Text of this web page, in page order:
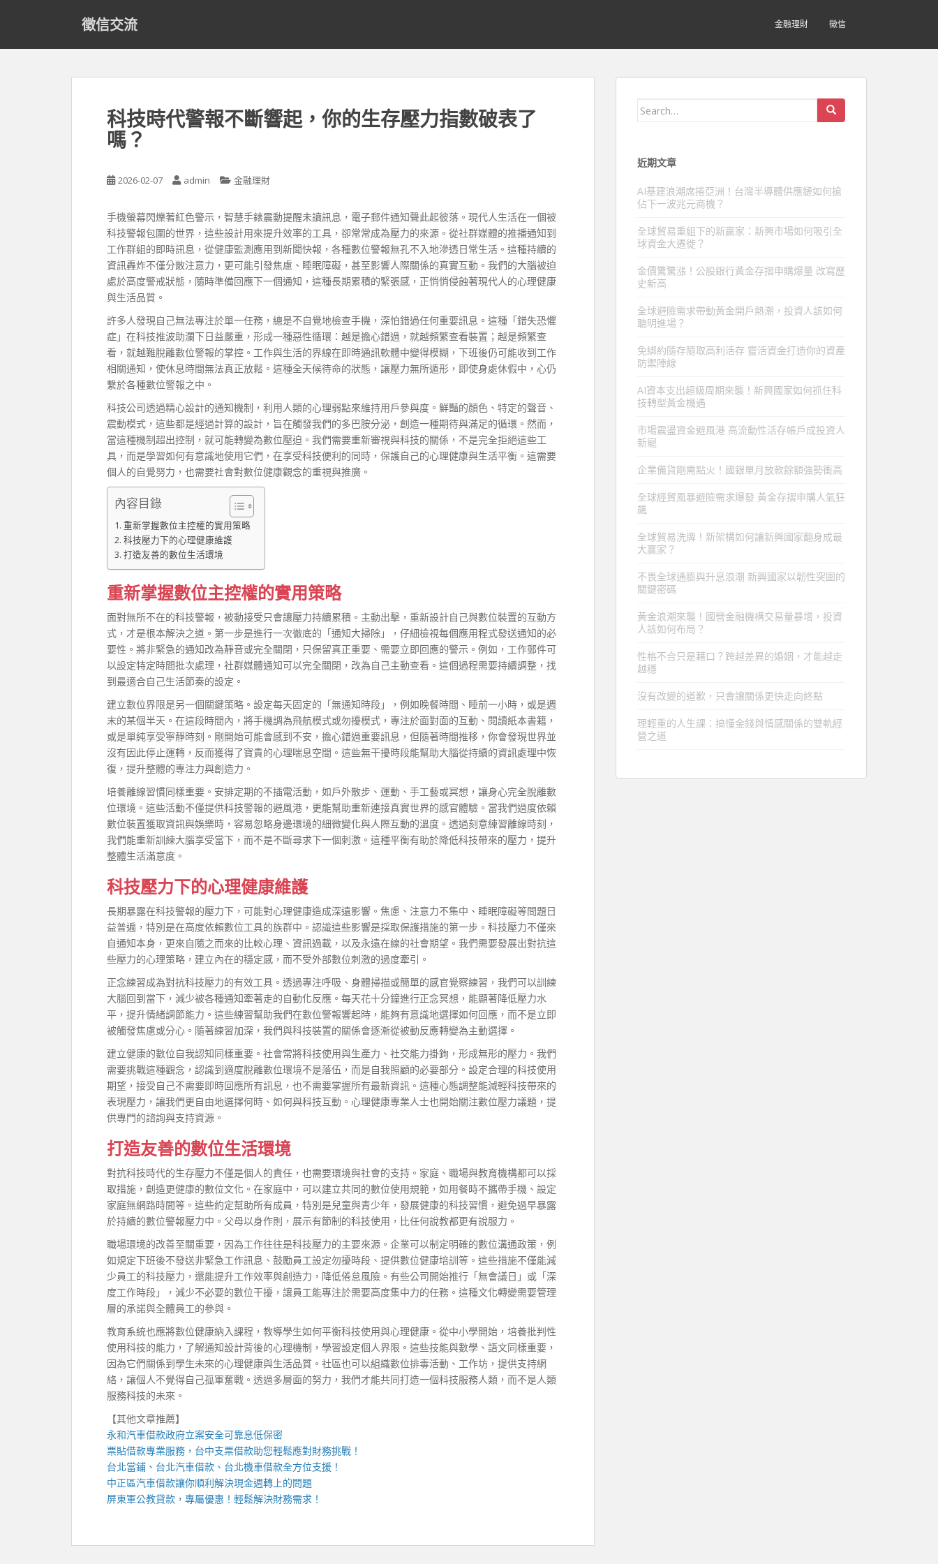
徵信交流 金融理財 徵信
科技時代警報不斷響起，你的生存壓力指數破表了
嗎？
2026-02-07 admin 金融理財
手機螢幕閃爍著紅色警示，智慧手錶震動提醒未讀訊息，電子郵件通知聲此起彼落。現代人生活在一個被
科技警報包圍的世界，這些設計用來提升效率的工具，卻常常成為壓力的來源。從社群媒體的推播通知到
工作群組的即時訊息，從健康監測應用到新聞快報，各種數位警報無孔不入地滲透日常生活。這種持續的
資訊轟炸不僅分散注意力，更可能引發焦慮、睡眠障礙，甚至影響人際關係的真實互動。我們的大腦被迫
處於高度警戒狀態，隨時準備回應下一個通知，這種長期累積的緊張感，正悄悄侵蝕著現代人的心理健康
與生活品質。
許多人發現自己無法專注於單一任務，總是不自覺地檢查手機，深怕錯過任何重要訊息。這種「錯失恐懼
症」在科技推波助瀾下日益嚴重，形成一種惡性循環：越是擔心錯過，就越頻繁查看裝置；越是頻繁查
看，就越難脫離數位警報的掌控。工作與生活的界線在即時通訊軟體中變得模糊，下班後仍可能收到工作
相關通知，使休息時間無法真正放鬆。這種全天候待命的狀態，讓壓力無所遁形，即使身處休假中，心仍
繫於各種數位警報之中。
科技公司透過精心設計的通知機制，利用人類的心理弱點來維持用戶參與度。鮮豔的顏色、特定的聲音、
震動模式，這些都是經過計算的設計，旨在觸發我們的多巴胺分泌，創造一種期待與滿足的循環。然而，
當這種機制超出控制，就可能轉變為數位壓迫。我們需要重新審視與科技的關係，不是完全拒絕這些工
具，而是學習如何有意識地使用它們，在享受科技便利的同時，保護自己的心理健康與生活平衡。這需要
個人的自覺努力，也需要社會對數位健康觀念的重視與推廣。
內容目錄
重新掌握數位主控權的實用策略
科技壓力下的心理健康維護
打造友善的數位生活環境
重新掌握數位主控權的實用策略
面對無所不在的科技警報，被動接受只會讓壓力持續累積。主動出擊，重新設計自己與數位裝置的互動方
式，才是根本解決之道。第一步是進行一次徹底的「通知大掃除」，仔細檢視每個應用程式發送通知的必
要性。將非緊急的通知改為靜音或完全關閉，只保留真正重要、需要立即回應的警示。例如，工作郵件可
以設定特定時間批次處理，社群媒體通知可以完全關閉，改為自己主動查看。這個過程需要持續調整，找
到最適合自己生活節奏的設定。
建立數位界限是另一個關鍵策略。設定每天固定的「無通知時段」，例如晚餐時間、睡前一小時，或是週
末的某個半天。在這段時間內，將手機調為飛航模式或勿擾模式，專注於面對面的互動、閱讀紙本書籍，
或是單純享受寧靜時刻。剛開始可能會感到不安，擔心錯過重要訊息，但隨著時間推移，你會發現世界並
沒有因此停止運轉，反而獲得了寶貴的心理喘息空間。這些無干擾時段能幫助大腦從持續的資訊處理中恢
復，提升整體的專注力與創造力。
培養離線習慣同樣重要。安排定期的不插電活動，如戶外散步、運動、手工藝或冥想，讓身心完全脫離數
位環境。這些活動不僅提供科技警報的避風港，更能幫助重新連接真實世界的感官體驗。當我們過度依賴
數位裝置獲取資訊與娛樂時，容易忽略身邊環境的細微變化與人際互動的溫度。透過刻意練習離線時刻，
我們能重新訓練大腦享受當下，而不是不斷尋求下一個刺激。這種平衡有助於降低科技帶來的壓力，提升
整體生活滿意度。
科技壓力下的心理健康維護
長期暴露在科技警報的壓力下，可能對心理健康造成深遠影響。焦慮、注意力不集中、睡眠障礙等問題日
益普遍，特別是在高度依賴數位工具的族群中。認識這些影響是採取保護措施的第一步。科技壓力不僅來
自通知本身，更來自隨之而來的比較心理、資訊過載，以及永遠在線的社會期望。我們需要發展出對抗這
些壓力的心理策略，建立內在的穩定感，而不受外部數位刺激的過度牽引。
正念練習成為對抗科技壓力的有效工具。透過專注呼吸、身體掃描或簡單的感官覺察練習，我們可以訓練
大腦回到當下，減少被各種通知牽著走的自動化反應。每天花十分鐘進行正念冥想，能顯著降低壓力水
平，提升情緒調節能力。這些練習幫助我們在數位警報響起時，能夠有意識地選擇如何回應，而不是立即
被觸發焦慮或分心。隨著練習加深，我們與科技裝置的關係會逐漸從被動反應轉變為主動選擇。
建立健康的數位自我認知同樣重要。社會常將科技使用與生產力、社交能力掛鉤，形成無形的壓力。我們
需要挑戰這種觀念，認識到適度脫離數位環境不是落伍，而是自我照顧的必要部分。設定合理的科技使用
期望，接受自己不需要即時回應所有訊息，也不需要掌握所有最新資訊。這種心態調整能減輕科技帶來的
表現壓力，讓我們更自由地選擇何時、如何與科技互動。心理健康專業人士也開始關注數位壓力議題，提
供專門的諮詢與支持資源。
打造友善的數位生活環境
對抗科技時代的生存壓力不僅是個人的責任，也需要環境與社會的支持。家庭、職場與教育機構都可以採
取措施，創造更健康的數位文化。在家庭中，可以建立共同的數位使用規範，如用餐時不攜帶手機、設定
家庭無網路時間等。這些約定幫助所有成員，特別是兒童與青少年，發展健康的科技習慣，避免過早暴露
於持續的數位警報壓力中。父母以身作則，展示有節制的科技使用，比任何說教都更有說服力。
職場環境的改善至關重要，因為工作往往是科技壓力的主要來源。企業可以制定明確的數位溝通政策，例
如規定下班後不發送非緊急工作訊息、鼓勵員工設定勿擾時段、提供數位健康培訓等。這些措施不僅能減
少員工的科技壓力，還能提升工作效率與創造力，降低倦怠風險。有些公司開始推行「無會議日」或「深
度工作時段」，減少不必要的數位干擾，讓員工能專注於需要高度集中力的任務。這種文化轉變需要管理
層的承諾與全體員工的參與。
教育系統也應將數位健康納入課程，教導學生如何平衡科技使用與心理健康。從中小學開始，培養批判性
使用科技的能力，了解通知設計背後的心理機制，學習設定個人界限。這些技能與數學、語文同樣重要，
因為它們關係到學生未來的心理健康與生活品質。社區也可以組織數位排毒活動、工作坊，提供支持網
絡，讓個人不覺得自己孤軍奮戰。透過多層面的努力，我們才能共同打造一個科技服務人類，而不是人類
服務科技的未來。
【其他文章推薦】
永和汽車借款政府立案安全可靠息低保密
票貼借款專業服務， 台中支票借款助您輕鬆應對財務挑戰！
台北當鋪 、 台北汽車借款 、 台北機車借款全方位支援！
中正區汽車借款讓你順利解決現金週轉上的問題
屏東軍公教貸款 ，專屬優惠！輕鬆解決財務需求！
Search
近期文章
AI基建浪潮席捲亞洲！台灣半導體供應鏈如何搶
佔下一波兆元商機？
全球貿易重組下的新贏家：新興市場如何吸引全
球資金大遷徙？
金價驚驚漲！公股銀行黃金存摺申購爆量 改寫歷
史新高
全球避險需求帶動黃金開戶熱潮，投資人該如何
聰明進場？
免綁約隨存隨取高利活存 靈活資金打造你的資產
防禦陣線
AI資本支出超級周期來襲！新興國家如何抓住科
技轉型黃金機遇
市場震盪資金避風港 高流動性活存帳戶成投資人
新寵
企業備貨剛需點火！國銀單月放款餘額強勢衝高
全球經貿風暴避險需求爆發 黃金存摺申購人氣狂
飆
全球貿易洗牌！新架構如何讓新興國家翻身成最
大贏家？
不畏全球通膨與升息浪潮 新興國家以韌性突圍的
關鍵密碼
黃金浪潮來襲！國營金融機構交易量暴增，投資
人該如何布局？
性格不合只是藉口？跨越差異的婚姻，才能越走
越穩
沒有改變的道歉，只會讓關係更快走向終點
理輕重的人生課：搞懂金錢與情感關係的雙軌經
營之道